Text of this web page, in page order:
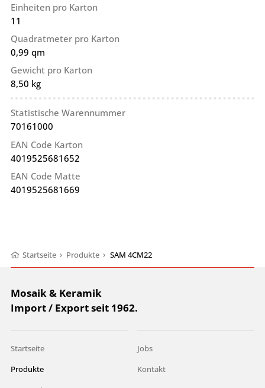
Einheiten pro Karton
11
Quadratmeter pro Karton
0,99 qm
Gewicht pro Karton
8,50 kg
Statistische Warennummer
70161000
EAN Code Karton
4019525681652
EAN Code Matte
4019525681669
Startseite › Produkte › SAM 4CM22
Mosaik & Keramik
Import / Export seit 1962.
Startseite
Produkte
Jobs
Kontakt